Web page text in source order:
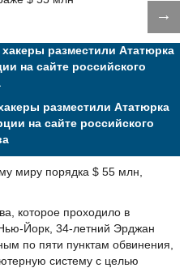
→
разместили Ататюрка
на сайте российского
миру порядка $ 55 млн,
которое проходило в
Йорк, 34-летний Эрджан
по пяти пунктам обвинения,
систему с целью